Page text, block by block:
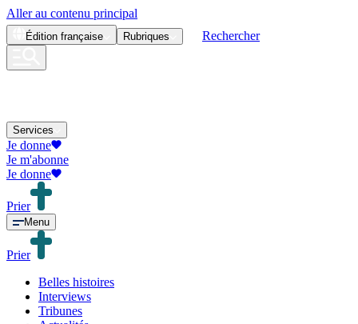
Aller au contenu principal
Édition française Rubriques Rechercher
Services
Je donne
Je m'abonne
Je donne
Prier
Menu
Prier
Belles histoires
Interviews
Tribunes